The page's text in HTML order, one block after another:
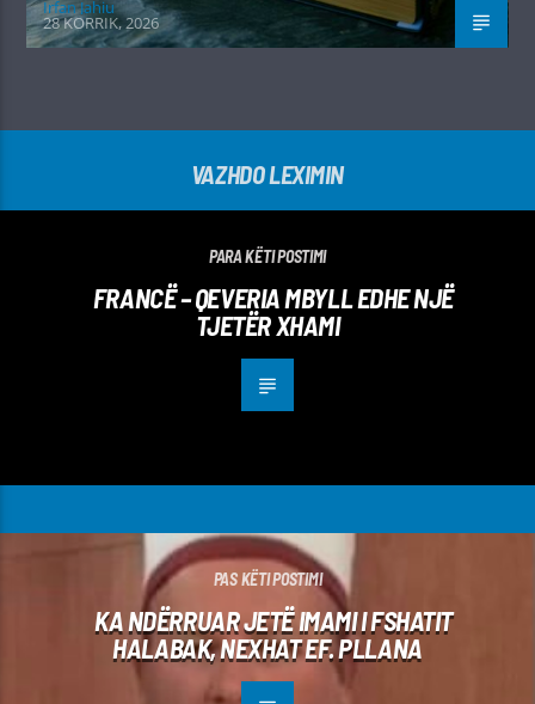
Irfan Jahiu
28 KORRIK, 2026
VAZHDO LEXIMIN
PARA KËTI POSTIMI
FRANCË – QEVERIA MBYLL EDHE NJË
TJETËR XHAMI
PAS KËTI POSTIMI
KA NDËRRUAR JETË IMAMI I FSHATIT
HALABAK, NEXHAT EF. PLLANA